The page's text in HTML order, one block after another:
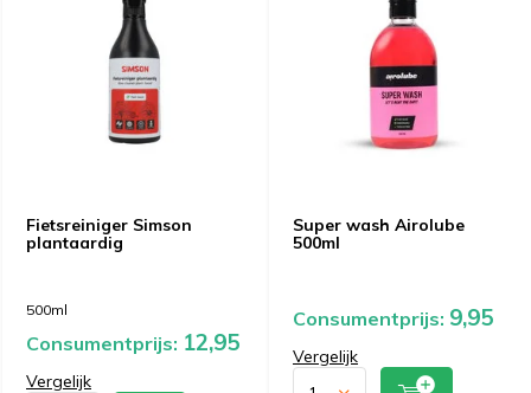
Fietsreiniger Simson
plantaardig
500ml
Consumentprijs: 12,95
Vergelijk
Super wash Airolube
500ml
Consumentprijs: 9,95
Vergelijk